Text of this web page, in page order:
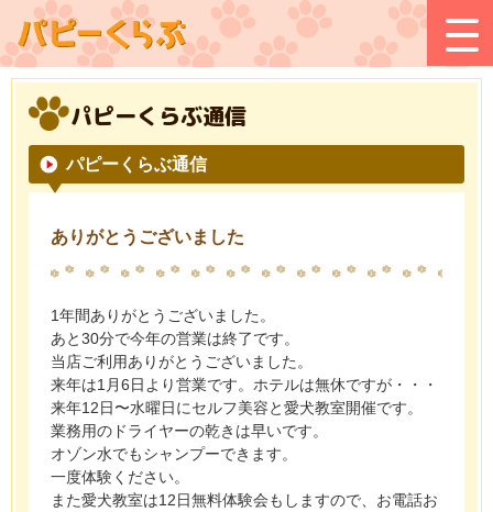
パピーくらぶ通信
パピーくらぶ通信
ありがとうございました
1年間ありがとうございました。
あと30分で今年の営業は終了です。
当店ご利用ありがとうございました。
来年は1月6日より営業です。ホテルは無休ですが・・・
来年12日〜水曜日にセルフ美容と愛犬教室開催です。
業務用のドライヤーの乾きは早いです。
オゾン水でもシャンプーできます。
一度体験ください。
また愛犬教室は12日無料体験会もしますので、お電話お